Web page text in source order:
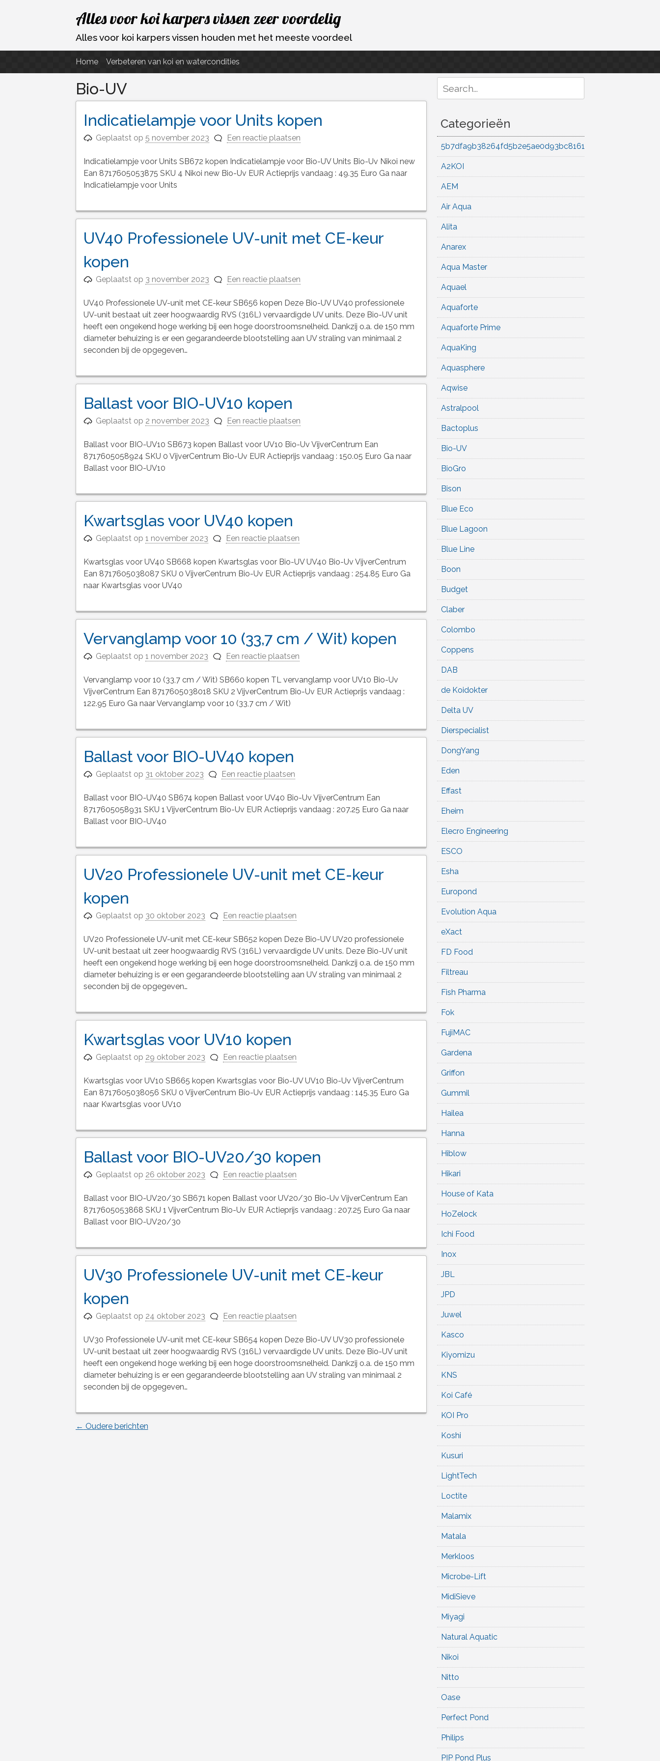
Ga
naar
de
Alles voor koi karpers vissen zeer voordelig
Alles voor koi karpers vissen houden met het meeste voordeel
Home Verbeteren van koi en watercondities
Bio-UV
Indicatielampje voor Units kopen
Geplaatst op5 november 2023 Een reactie plaatsen
Indicatielampje voor Units SB672 kopen Indicatielampje voor Bio-UV Units Bio-Uv Nikoi new
Ean 8717605053875 SKU 4 Nikoi new Bio-Uv EUR Actieprijs vandaag : 49.35 Euro Ga naar
Indicatielampje voor Units
UV40 Professionele UV-unit met CE-keur
kopen
Geplaatst op 3 november 2023 Een reactie plaatsen
UV40 Professionele UV-unit met CE-keur SB656 kopen Deze Bio-UV UV40 professionele
UV-unit bestaat uit zeer hoogwaardig RVS (316L) vervaardigde UV units. Deze Bio-UV unit
heeft een ongekend hoge werking bij een hoge doorstroomsnelheid. Dankzij o.a. de 150 mm
diameter behuizing is er een gegarandeerde blootstelling aan UV straling van minimaal 2
seconden bij de opgegeven…
Ballast voor BIO-UV10 kopen
Geplaatst op 2 november 2023 Een reactie plaatsen
Ballast voor BIO-UV10 SB673 kopen Ballast voor UV10 Bio-Uv VijverCentrum Ean
8717605058924 SKU 0 VijverCentrum Bio-Uv EUR Actieprijs vandaag : 150.05 Euro Ga naar
Ballast voor BIO-UV10
Kwartsglas voor UV40 kopen
Geplaatst op1 november 2023 Een reactie plaatsen
Kwartsglas voor UV40 SB668 kopen Kwartsglas voor Bio-UV UV40 Bio-Uv VijverCentrum
Ean 8717605038087 SKU 0 VijverCentrum Bio-Uv EUR Actieprijs vandaag : 254.85 Euro Ga
naar Kwartsglas voor UV40
Vervanglamp voor 10 (33,7 cm / Wit) kopen
Geplaatst op1 november 2023 Een reactie plaatsen
Vervanglamp voor 10 (33,7 cm / Wit) SB660 kopen TL vervanglamp voor UV10 Bio-Uv
VijverCentrum Ean 8717605038018 SKU 2 VijverCentrum Bio-Uv EUR Actieprijs vandaag :
122.95 Euro Ga naar Vervanglamp voor 10 (33,7 cm / Wit)
Ballast voor BIO-UV40 kopen
Geplaatst op 31 oktober 2023 Een reactie plaatsen
Ballast voor BIO-UV40 SB674 kopen Ballast voor UV40 Bio-Uv VijverCentrum Ean
8717605058931 SKU 1 VijverCentrum Bio-Uv EUR Actieprijs vandaag : 207.25 Euro Ga naar
Ballast voor BIO-UV40
UV20 Professionele UV-unit met CE-keur
kopen
Geplaatst op 30 oktober 2023 Een reactie plaatsen
UV20 Professionele UV-unit met CE-keur SB652 kopen Deze Bio-UV UV20 professionele
UV-unit bestaat uit zeer hoogwaardig RVS (316L) vervaardigde UV units. Deze Bio-UV unit
heeft een ongekend hoge werking bij een hoge doorstroomsnelheid. Dankzij o.a. de 150 mm
diameter behuizing is er een gegarandeerde blootstelling aan UV straling van minimaal 2
seconden bij de opgegeven…
Kwartsglas voor UV10 kopen
Geplaatst op 29 oktober 2023 Een reactie plaatsen
Kwartsglas voor UV10 SB665 kopen Kwartsglas voor Bio-UV UV10 Bio-Uv VijverCentrum
Ean 8717605038056 SKU 0 VijverCentrum Bio-Uv EUR Actieprijs vandaag : 145.35 Euro Ga
naar Kwartsglas voor UV10
Ballast voor BIO-UV20/30 kopen
Geplaatst op 26 oktober 2023 Een reactie plaatsen
Ballast voor BIO-UV20/30 SB671 kopen Ballast voor UV20/30 Bio-Uv VijverCentrum Ean
8717605053868 SKU 1 VijverCentrum Bio-Uv EUR Actieprijs vandaag : 207.25 Euro Ga naar
Ballast voor BIO-UV20/30
UV30 Professionele UV-unit met CE-keur
kopen
Geplaatst op 24 oktober 2023 Een reactie plaatsen
UV30 Professionele UV-unit met CE-keur SB654 kopen Deze Bio-UV UV30 professionele
UV-unit bestaat uit zeer hoogwaardig RVS (316L) vervaardigde UV units. Deze Bio-UV unit
heeft een ongekend hoge werking bij een hoge doorstroomsnelheid. Dankzij o.a. de 150 mm
diameter behuizing is er een gegarandeerde blootstelling aan UV straling van minimaal 2
seconden bij de opgegeven…
Berichtnavigatie
← Oudere berichten
for:
Categorieën
5b7dfa9b38264fd5b2e5ae0d93bc8161
A2KOI
AEM
Air Aqua
Alita
Anarex
Aqua Master
Aquael
Aquaforte
Aquaforte Prime
AquaKing
Aquasphere
Aqwise
Astralpool
Bactoplus
Bio-UV
BioGro
Bison
Blue Eco
Blue Lagoon
Blue Line
Boon
Budget
Claber
Colombo
Coppens
DAB
de Koidokter
Delta UV
Dierspecialist
DongYang
Eden
Effast
Eheim
Elecro Engineering
ESCO
Esha
Europond
Evolution Aqua
eXact
FD Food
Filtreau
Fish Pharma
Fok
FujiMAC
Gardena
Griffon
Gummil
Hailea
Hanna
Hiblow
Hikari
House of Kata
HoZelock
Ichi Food
Inox
JBL
JPD
Juwel
Kasco
Kiyomizu
KNS
Koi Café
KOI Pro
Koshi
Kusuri
LightTech
Loctite
Malamix
Matala
Merkloos
Microbe-Lift
MidiSieve
Miyagi
Natural Aquatic
Nikoi
Nitto
Oase
Perfect Pond
Philips
PIP Pond Plus